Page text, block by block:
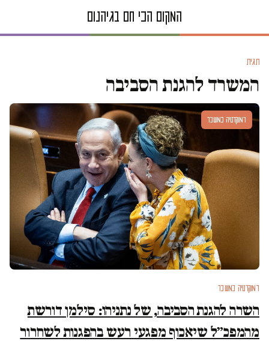
תגית
המשרד להגנת הסביבה
דמוקרטיה במשבר
דמוקרטיה במשבר
השרה להגנת הסביבה, של נתניהו: סילמן דורשת
מהמפכ״ל שיאכוף מפגעי רעש בהפגנות לשחרור